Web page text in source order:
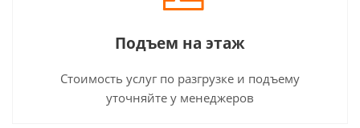
Подъем на этаж
Стоимость услуг по разгрузке и подъему
уточняйте у менеджеров